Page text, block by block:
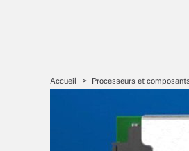
Accueil Processeurs et composants